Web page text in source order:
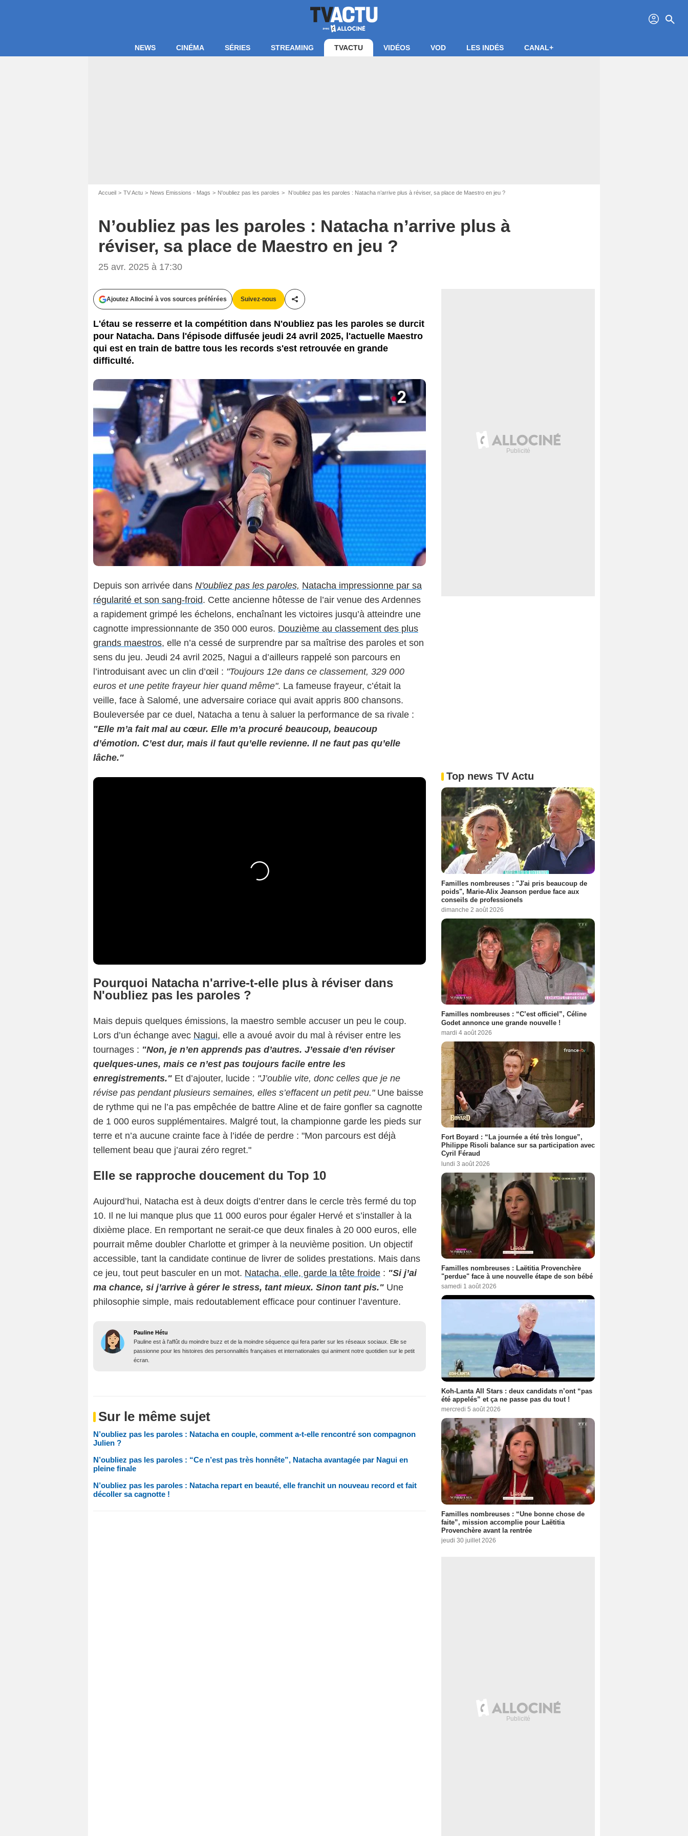
profil search
NEWS CINÉMA SÉRIES STREAMING TVACTU VIDÉOS VOD LES INDÉS CANAL+
Accueil TV Actu News Emissions - Mags N'oubliez pas les paroles N’oubliez pas les paroles : Natacha n’arrive plus à réviser, sa place de Maestro en jeu ?
N’oubliez pas les paroles : Natacha n’arrive plus à
réviser, sa place de Maestro en jeu ?
25 avr. 2025 à 17:30
Ajoutez Allociné à vos sources préférées Suivez-nous
Partager cet article
L'étau se resserre et la compétition dans N'oubliez pas les paroles se durcit
pour Natacha. Dans l'épisode diffusée jeudi 24 avril 2025, l'actuelle Maestro
qui est en train de battre tous les records s'est retrouvée en grande
difficulté.
Capture d'écran N'oubliez pas les paroles - France 2
Depuis son arrivée dans N'oubliez pas les paroles, Natacha impressionne par sa
régularité et son sang-froid. Cette ancienne hôtesse de l’air venue des Ardennes
a rapidement grimpé les échelons, enchaînant les victoires jusqu’à atteindre une
cagnotte impressionnante de 350 000 euros. Douzième au classement des plus
grands maestros, elle n’a cessé de surprendre par sa maîtrise des paroles et son
sens du jeu. Jeudi 24 avril 2025, Nagui a d’ailleurs rappelé son parcours en
l’introduisant avec un clin d’œil : "Toujours 12e dans ce classement, 329 000
euros et une petite frayeur hier quand même". La fameuse frayeur, c’était la
veille, face à Salomé, une adversaire coriace qui avait appris 800 chansons.
Bouleversée par ce duel, Natacha a tenu à saluer la performance de sa rivale :
"Elle m’a fait mal au cœur. Elle m’a procuré beaucoup, beaucoup
d’émotion. C’est dur, mais il faut qu’elle revienne. Il ne faut pas qu’elle
lâche."
Pourquoi Natacha n'arrive-t-elle plus à réviser dans
N'oubliez pas les paroles ?
Mais depuis quelques émissions, la maestro semble accuser un peu le coup.
Lors d’un échange avec Nagui, elle a avoué avoir du mal à réviser entre les
tournages : "Non, je n’en apprends pas d’autres. J’essaie d’en réviser
quelques-unes, mais ce n’est pas toujours facile entre les
enregistrements." Et d’ajouter, lucide : "J’oublie vite, donc celles que je ne
révise pas pendant plusieurs semaines, elles s’effacent un petit peu." Une baisse
de rythme qui ne l’a pas empêchée de battre Aline et de faire gonfler sa cagnotte
de 1 000 euros supplémentaires. Malgré tout, la championne garde les pieds sur
terre et n’a aucune crainte face à l’idée de perdre : "Mon parcours est déjà
tellement beau que j’aurai zéro regret."
Elle se rapproche doucement du Top 10
Aujourd’hui, Natacha est à deux doigts d’entrer dans le cercle très fermé du top
10. Il ne lui manque plus que 11 000 euros pour égaler Hervé et s’installer à la
dixième place. En remportant ne serait-ce que deux finales à 20 000 euros, elle
pourrait même doubler Charlotte et grimper à la neuvième position. Un objectif
accessible, tant la candidate continue de livrer de solides prestations. Mais dans
ce jeu, tout peut basculer en un mot. Natacha, elle, garde la tête froide : "Si j’ai
ma chance, si j’arrive à gérer le stress, tant mieux. Sinon tant pis." Une
philosophie simple, mais redoutablement efficace pour continuer l’aventure.
Pauline Hétu
Pauline est à l'affût du moindre buzz et de la moindre séquence qui fera parler sur les réseaux sociaux. Elle se
passionne pour les histoires des personnalités françaises et internationales qui animent notre quotidien sur le petit
écran.
Sur le même sujet
N’oubliez pas les paroles : Natacha en couple, comment a-t-elle rencontré son compagnon
Julien ?
N’oubliez pas les paroles : “Ce n’est pas très honnête”, Natacha avantagée par Nagui en
pleine finale
N’oubliez pas les paroles : Natacha repart en beauté, elle franchit un nouveau record et fait
décoller sa cagnotte !
Top news TV Actu
Familles nombreuses : "J'ai pris beaucoup de
poids", Marie-Alix Jeanson perdue face aux
conseils de professionels
dimanche 2 août 2026
Familles nombreuses : “C’est officiel”, Céline
Godet annonce une grande nouvelle !
mardi 4 août 2026
Fort Boyard : “La journée a été très longue”,
Philippe Risoli balance sur sa participation avec
Cyril Féraud
lundi 3 août 2026
Familles nombreuses : Laëtitia Provenchère
"perdue" face à une nouvelle étape de son bébé
samedi 1 août 2026
Koh-Lanta All Stars : deux candidats n’ont “pas
été appelés” et ça ne passe pas du tout !
mercredi 5 août 2026
Familles nombreuses : “Une bonne chose de
faite”, mission accomplie pour Laëtitia
Provenchère avant la rentrée
jeudi 30 juillet 2026